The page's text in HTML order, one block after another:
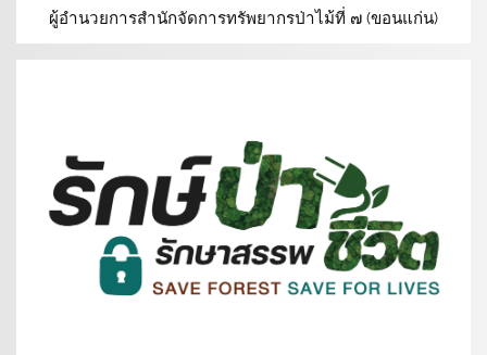
ผู้อำนวยการสำนักจัดการทรัพยากรป่าไม้ที่ ๗ (ขอนแก่น)